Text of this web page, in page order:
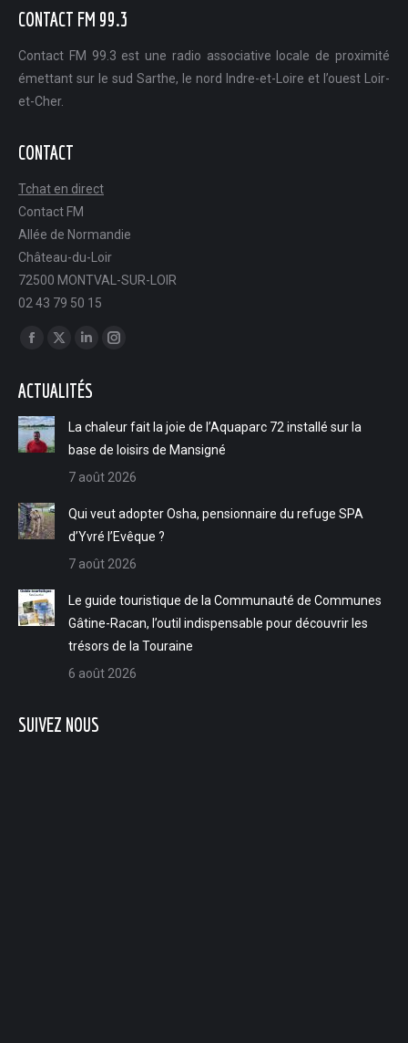
CONTACT FM 99.3
Contact FM 99.3 est une radio associative locale de proximité
émettant sur le sud Sarthe, le nord Indre-et-Loire et l’ouest Loir-
et-Cher.
CONTACT
Tchat en direct
Contact FM
Allée de Normandie
Château-du-Loir
72500 MONTVAL-SUR-LOIR
02 43 79 50 15
Trouvez nous sur :
Facebook
opens
in
new
X
opens
new
LinkedIn
opens
in
new
Instagram
new
ACTUALITÉS
La chaleur fait la joie de l’Aquaparc 72 installé sur la
base de loisirs de Mansigné
7 août 2026
Qui veut adopter Osha, pensionnaire du refuge SPA
d’Yvré l’Evêque ?
7 août 2026
Le guide touristique de la Communauté de Communes
Gâtine-Racan, l’outil indispensable pour découvrir les
trésors de la Touraine
6 août 2026
SUIVEZ NOUS